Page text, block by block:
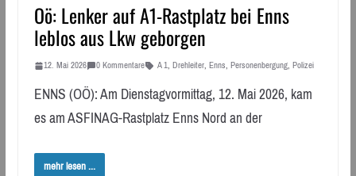
Oö: Lenker auf A1-Rastplatz bei Enns
leblos aus Lkw geborgen
12. Mai 2026 0 Kommentare A 1, Drehleiter, Enns, Personenbergung, Polizei
ENNS (OÖ): Am Dienstagvormittag, 12. Mai 2026, kam
es am ASFINAG-Rastplatz Enns Nord an der
mehr lesen ...